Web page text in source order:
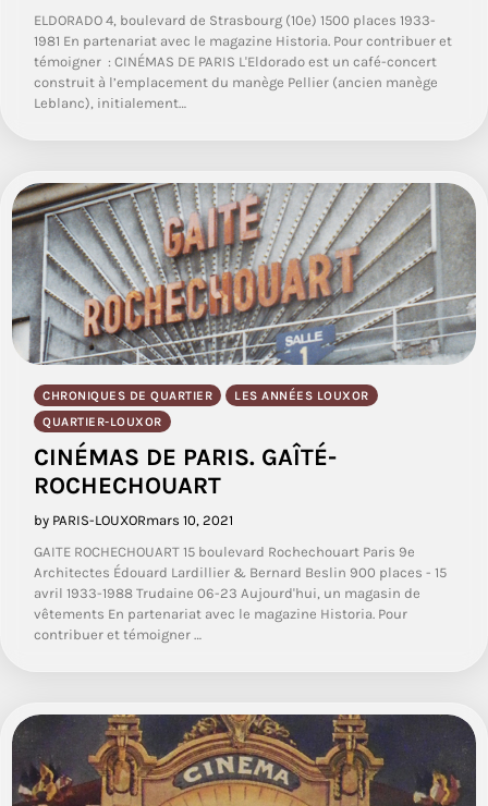
ELDORADO 4, boulevard de Strasbourg (10e) 1500 places 1933-
1981 En partenariat avec le magazine Historia. Pour contribuer et
témoigner : CINÉMAS DE PARIS L'Eldorado est un café-concert
construit à l’emplacement du manège Pellier (ancien manège
Leblanc), initialement…
CHRONIQUES DE QUARTIER
LES ANNÉES LOUXOR
QUARTIER-LOUXOR
CINÉMAS DE PARIS. GAÎTÉ-
ROCHECHOUART
by PARIS-LOUXORmars 10, 2021
GAITE ROCHECHOUART 15 boulevard Rochechouart Paris 9e
Architectes Édouard Lardillier & Bernard Beslin 900 places - 15
avril 1933-1988 Trudaine 06-23 Aujourd'hui, un magasin de
vêtements En partenariat avec le magazine Historia. Pour
contribuer et témoigner …